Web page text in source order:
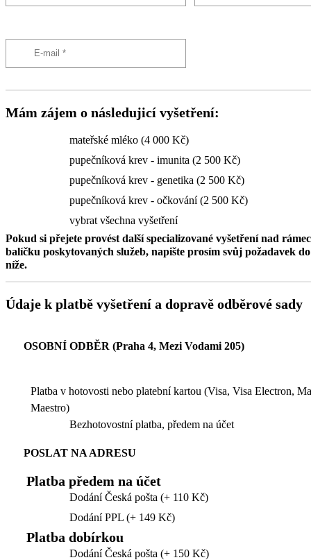
Mám zájem o následujicí vyšetření:
mateřské mléko (4 000 Kč)
pupečníková krev - imunita (2 500 Kč)
pupečníková krev - genetika (2 500 Kč)
pupečníková krev - očkování (2 500 Kč)
vybrat všechna vyšetření
Pokud si přejete provést další specializované vyšetření nad
balíčku poskytovaných služeb, napište prosím svůj požadavek
níže.
Údaje k platbě vyšetření a dopravě odběrové sady
OSOBNÍ ODBĚR (Praha 4, Mezi Vodami 205)
Platba v hotovosti nebo platební kartou (Visa, Visa Electron,
Maestro)
Bezhotovostní platba, předem na účet
POSLAT NA ADRESU
Platba předem na účet
Dodání Česká pošta (+ 110 Kč)
Dodání PPL (+ 149 Kč)
Platba dobírkou
Dodání Česká pošta (+ 150 Kč)